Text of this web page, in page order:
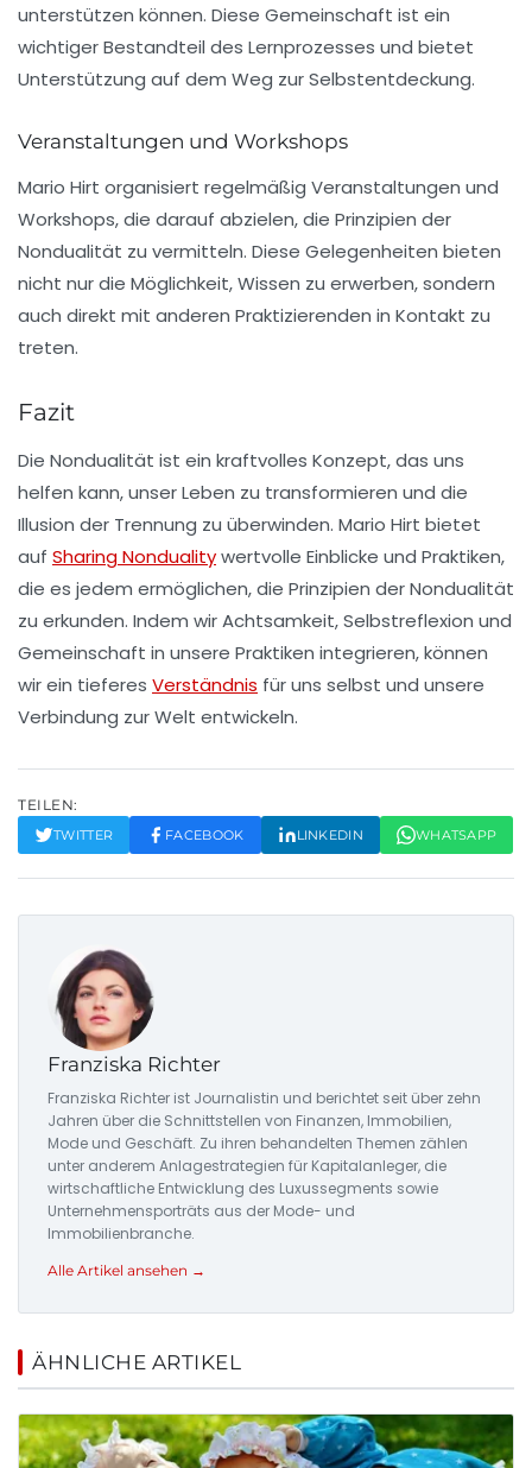
unterstützen können. Diese Gemeinschaft ist ein
wichtiger Bestandteil des Lernprozesses und bietet
Unterstützung auf dem Weg zur Selbstentdeckung.
Veranstaltungen und Workshops
Mario Hirt organisiert regelmäßig Veranstaltungen und
Workshops, die darauf abzielen, die Prinzipien der
Nondualität zu vermitteln. Diese Gelegenheiten bieten
nicht nur die Möglichkeit, Wissen zu erwerben, sondern
auch direkt mit anderen Praktizierenden in Kontakt zu
treten.
Fazit
Die Nondualität ist ein kraftvolles Konzept, das uns
helfen kann, unser Leben zu transformieren und die
Illusion der Trennung zu überwinden. Mario Hirt bietet
auf Sharing Nondualitywertvolle Einblicke und Praktiken,
die es jedem ermöglichen, die Prinzipien der Nondualität
zu erkunden. Indem wir Achtsamkeit, Selbstreflexion und
Gemeinschaft in unsere Praktiken integrieren, können
wir ein tieferes Verständnis für uns selbst und unsere
Verbindung zur Welt entwickeln.
TEILEN:
TWITTER FACEBOOK LINKEDIN WHATSAPP
Franziska Richter
Franziska Richter ist Journalistin und berichtet seit über zehn
Jahren über die Schnittstellen von Finanzen, Immobilien,
Mode und Geschäft. Zu ihren behandelten Themen zählen
unter anderem Anlagestrategien für Kapitalanleger, die
wirtschaftliche Entwicklung des Luxussegments sowie
Unternehmensporträts aus der Mode- und
Immobilienbranche.
Alle Artikel ansehen →
ÄHNLICHE ARTIKEL